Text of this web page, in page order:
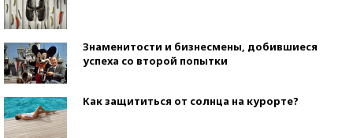
Знаменитости и бизнесмены, добившиеся
успеха со второй попытки
Как защититься от солнца на курорте?